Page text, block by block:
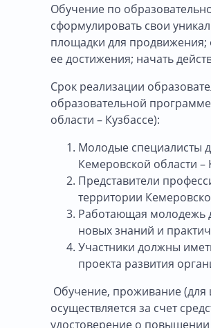
Обучение по
сформулировать свои
площадки для продвижения;
ее достижения; начать
Срок реализации
образовательной
области – Кузбассе):
Молодые специалисты
Кемеровской области –
Представители
территории
Работающая молодежь
новых знаний и
Участники должны
проекта развития
Обучение, проживание (для
осуществляется за счет
удостоверение о повышении